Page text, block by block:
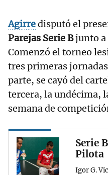
Agirredisputó el
Parejas Serie Bjunto a
Comenzó el torneo
tres primeras
parte, se cayó del
tercera, la undécima,
semana de
Serie
Pilota
Igor G.